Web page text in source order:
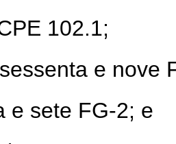
102.1;
e nove
e sete FG-2; e